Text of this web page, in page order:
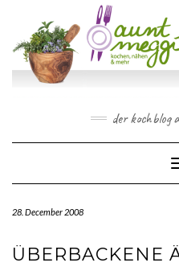
content
der kochblog
28. December 2008
ÜBERBACKENE